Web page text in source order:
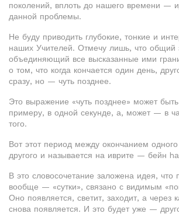
поколений, вплоть до нашего времени —
данной проблемы.
Не буду приводить глубокие, тонкие и
наших Учителей. Отмечу лишь, что общий
объединяющий все высказанные ими
о том, что когда кончается один день,
сразу, но — чуть позднее.
Это выражение «чуть позднее» может
примеру, в одной секунде, а, может — в
того.
Вот этот период между окончанием
другого и называется на иврите — бейн
В это словосочетание заложена идея, что
вообще — «сутки», связано с видимым
Оно появляется, светит, заходит, а через
снова появляется. И это будет уже —